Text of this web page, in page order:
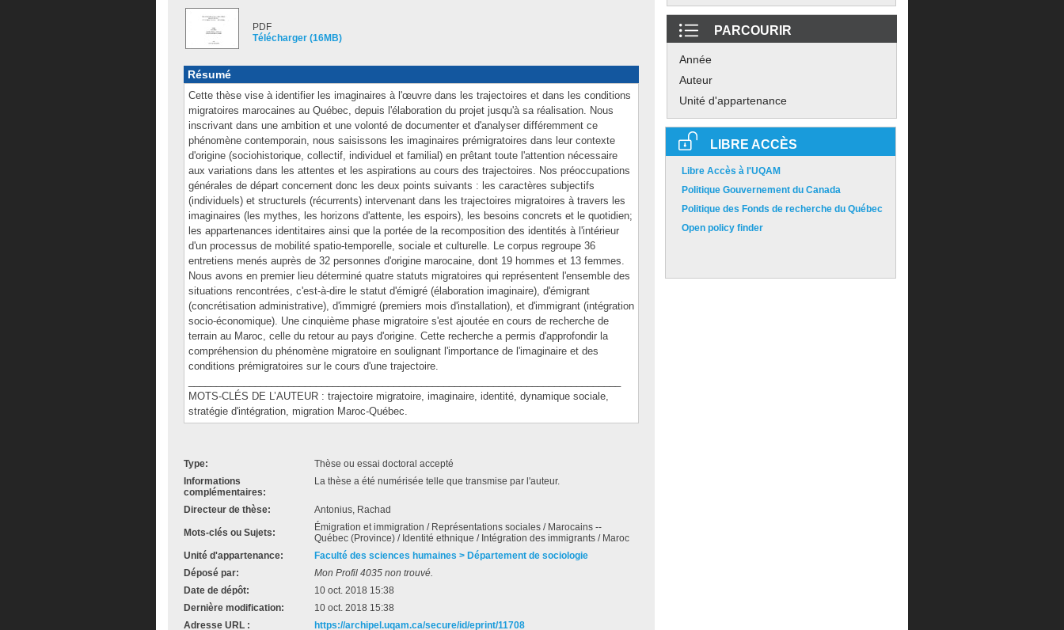
PDF
Télécharger (16MB)
Résumé
Cette thèse vise à identifier les imaginaires à l'œuvre dans les trajectoires et dans les conditions
migratoires marocaines au Québec, depuis l'élaboration du projet jusqu'à sa réalisation. Nous
inscrivant dans une ambition et une volonté de documenter et d'analyser différemment ce
phénomène contemporain, nous saisissons les imaginaires prémigratoires dans leur contexte
d'origine (sociohistorique, collectif, individuel et familial) en prêtant toute l'attention nécessaire
aux variations dans les attentes et les aspirations au cours des trajectoires. Nos préoccupations
générales de départ concernent donc les deux points suivants : les caractères subjectifs
(individuels) et structurels (récurrents) intervenant dans les trajectoires migratoires à travers les
imaginaires (les mythes, les horizons d'attente, les espoirs), les besoins concrets et le quotidien;
les appartenances identitaires ainsi que la portée de la recomposition des identités à l'intérieur
d'un processus de mobilité spatio-temporelle, sociale et culturelle. Le corpus regroupe 36
entretiens menés auprès de 32 personnes d'origine marocaine, dont 19 hommes et 13 femmes.
Nous avons en premier lieu déterminé quatre statuts migratoires qui représentent l'ensemble des
situations rencontrées, c'est-à-dire le statut d'émigré (élaboration imaginaire), d'émigrant
(concrétisation administrative), d'immigré (premiers mois d'installation), et d'immigrant (intégration
socio-économique). Une cinquième phase migratoire s'est ajoutée en cours de recherche de
terrain au Maroc, celle du retour au pays d'origine. Cette recherche a permis d'approfondir la
compréhension du phénomène migratoire en soulignant l'importance de l'imaginaire et des
conditions prémigratoires sur le cours d'une trajectoire.
MOTS-CLÉS DE L’AUTEUR : trajectoire migratoire, imaginaire, identité, dynamique sociale,
stratégie d'intégration, migration Maroc-Québec.
Type:
Thèse ou essai doctoral accepté
Informations
complémentaires:
La thèse a été numérisée telle que transmise par l'auteur.
Directeur de thèse: Antonius, Rachad
Mots-clés ou Sujets:
Émigration et immigration / Représentations sociales / Marocains --
Québec (Province) / Identité ethnique / Intégration des immigrants / Maroc
Unité d'appartenance:
Faculté des sciences humaines > Département de sociologie
Déposé par:
Mon Profil 4035 non trouvé.
Date de dépôt:
10 oct. 2018 15:38
Dernière modification:
10 oct. 2018 15:38
Adresse URL :
https://archipel.uqam.ca/secure/id/eprint/11708
PARCOURIR
Année
Auteur
Unité d'appartenance
LIBRE ACCÈS
Libre Accès à l'UQAM
Politique Gouvernement du Canada
Politique des Fonds de recherche du Québec
Open policy finder